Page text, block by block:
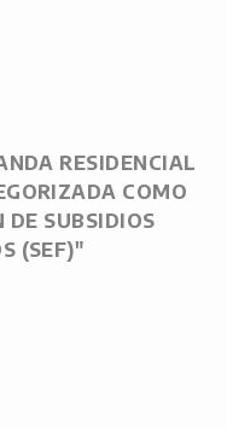
RESIDENCIAL
COMO
DE SUBSIDIOS
(SEF)"